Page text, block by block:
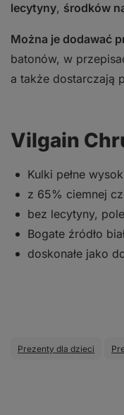
lecytyny, środków
Można je dodawać
batonów, w
a także dostarczają
Vilgain
Kulki pełne
z 65% ciemnej
bez lecytyny,
Bogate źródło
doskonałe jako
Prezenty dla dzieci